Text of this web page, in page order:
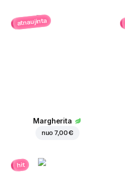
atnaujinta
Margherita
nuo7,00 €
hit